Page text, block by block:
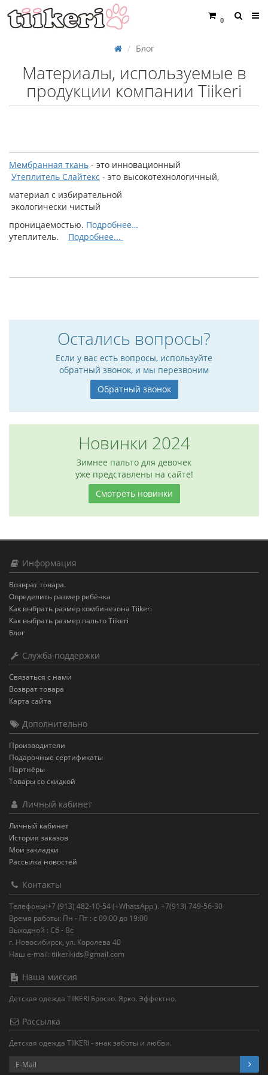
0
Блог
Материалы, используемые в
продукции компании Tiikeri
Мембранная ткань - это инновационный
Утеплитель Слайтекс - это высокотехнологичный,
материал с избирательной
экологически чистый
проницаемостью. Подробнее…
утеплитель. Подробнее...
Остались вопросы?
Если у вас есть вопросы, используйте
обратный звонок, и мы перезвоним
Обратный звонок
Новинки 2024
Зимнее пальто для девочек
уже представлены на сайте!
Смотреть новинки
Информация
Возврат товара.
Определить размер ребёнка
Как выбрать размер комбинезона Tiikeri
Как выбрать размер пальто Tiikeri
Блог
Служба поддержки
Связаться с нами
Возврат товара
Карта сайта
Дополнительно
Производители
Подарочные сертификаты
Партнёры
Товары со скидкой
Личный кабинет
Личный кабинет
История заказов
Мои закладки
Рассылка новостей
Контакты
Телефоны:+7 (913) 482-10-54 (+WhatsApp ). +7(913) 749-56-30
Время работы: Пн - Пт : с 09:00 до 19:00
Выходной : Сб - Вс
г. Новосибирск, ул. Королева 40
Наш e-mail: tiikerikids@gmail.com
Наша миссия
Детская одежда TIIKERI Броско. Ярко. Эффектно.
Рассылка
Детская одежда TIIKERI - знак заботы и любви.